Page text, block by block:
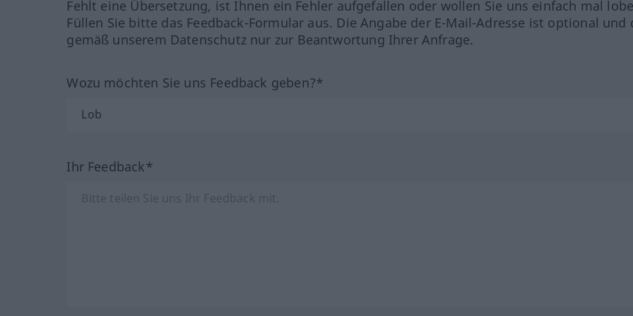
Fehlt eine Übersetzung, ist Ihnen ein Fehler aufgefallen oder wollen Sie uns einfach mal
Füllen Sie bitte das Feedback-Formular aus. Die Angabe der E-Mail-Adresse ist optional und
gemäß unserem Datenschutz nur zur Beantwortung Ihrer Anfrage.
Wozu möchten Sie uns Feedback geben?*
Ihr Feedback*